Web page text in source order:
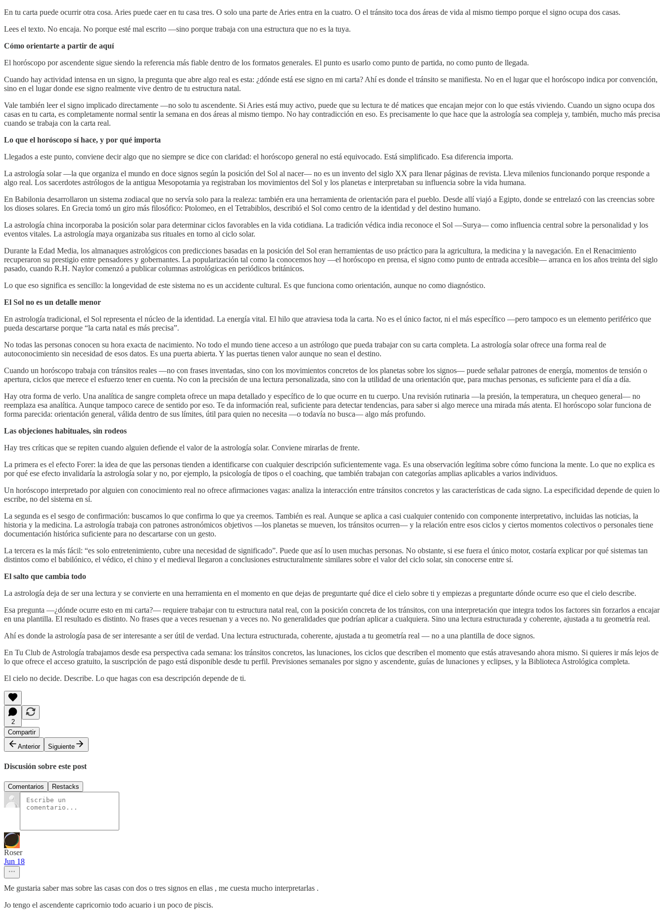
En tu carta puede ocurrir otra cosa. Aries puede caer en tu casa tres. O solo una parte de Aries entra en la cuatro. O el tránsito toca dos áreas de vida al mismo tiempo porque el signo ocupa dos casas.
Lees el texto. No encaja. No porque esté mal escrito —sino porque trabaja con una estructura que no es la tuya.
Cómo orientarte a partir de aquí
El horóscopo por ascendente sigue siendo la referencia más fiable dentro de los formatos generales. El punto es usarlo como punto de partida, no como punto de llegada.
Cuando hay actividad intensa en un signo, la pregunta que abre algo real es esta: ¿dónde está ese signo en mi carta? Ahí es donde el tránsito se manifiesta. No en el lugar que el horóscopo indica por convención,
sino en el lugar donde ese signo realmente vive dentro de tu estructura natal.
Vale también leer el signo implicado directamente —no solo tu ascendente. Si Aries está muy activo, puede que su lectura te dé matices que encajan mejor con lo que estás viviendo. Cuando un signo ocupa dos
casas en tu carta, es completamente normal sentir la semana en dos áreas al mismo tiempo. No hay contradicción en eso. Es precisamente lo que hace que la astrología sea compleja y, también, mucho más precisa
cuando se trabaja con la carta real.
Lo que el horóscopo sí hace, y por qué importa
Llegados a este punto, conviene decir algo que no siempre se dice con claridad: el horóscopo general no está equivocado. Está simplificado. Esa diferencia importa.
La astrología solar —la que organiza el mundo en doce signos según la posición del Sol al nacer— no es un invento del siglo XX para llenar páginas de revista. Lleva milenios funcionando porque responde a
algo real. Los sacerdotes astrólogos de la antigua Mesopotamia ya registraban los movimientos del Sol y los planetas e interpretaban su influencia sobre la vida humana.
En Babilonia desarrollaron un sistema zodiacal que no servía solo para la realeza: también era una herramienta de orientación para el pueblo. Desde allí viajó a Egipto, donde se entrelazó con las creencias sobre
los dioses solares. En Grecia tomó un giro más filosófico: Ptolomeo, en el Tetrabiblos, describió el Sol como centro de la identidad y del destino humano.
La astrología china incorporaba la posición solar para determinar ciclos favorables en la vida cotidiana. La tradición védica india reconoce el Sol —Surya— como influencia central sobre la personalidad y los
eventos vitales. La astrología maya organizaba sus rituales en torno al ciclo solar.
Durante la Edad Media, los almanaques astrológicos con predicciones basadas en la posición del Sol eran herramientas de uso práctico para la agricultura, la medicina y la navegación. En el Renacimiento
recuperaron su prestigio entre pensadores y gobernantes. La popularización tal como la conocemos hoy —el horóscopo en prensa, el signo como punto de entrada accesible— arranca en los años treinta del siglo
pasado, cuando R.H. Naylor comenzó a publicar columnas astrológicas en periódicos británicos.
Lo que eso significa es sencillo: la longevidad de este sistema no es un accidente cultural. Es que funciona como orientación, aunque no como diagnóstico.
El Sol no es un detalle menor
En astrología tradicional, el Sol representa el núcleo de la identidad. La energía vital. El hilo que atraviesa toda la carta. No es el único factor, ni el más específico —pero tampoco es un elemento periférico que
pueda descartarse porque “la carta natal es más precisa”.
No todas las personas conocen su hora exacta de nacimiento. No todo el mundo tiene acceso a un astrólogo que pueda trabajar con su carta completa. La astrología solar ofrece una forma real de
autoconocimiento sin necesidad de esos datos. Es una puerta abierta. Y las puertas tienen valor aunque no sean el destino.
Cuando un horóscopo trabaja con tránsitos reales —no con frases inventadas, sino con los movimientos concretos de los planetas sobre los signos— puede señalar patrones de energía, momentos de tensión o
apertura, ciclos que merece el esfuerzo tener en cuenta. No con la precisión de una lectura personalizada, sino con la utilidad de una orientación que, para muchas personas, es suficiente para el día a día.
Hay otra forma de verlo. Una analítica de sangre completa ofrece un mapa detallado y específico de lo que ocurre en tu cuerpo. Una revisión rutinaria —la presión, la temperatura, un chequeo general— no
reemplaza esa analítica. Aunque tampoco carece de sentido por eso. Te da información real, suficiente para detectar tendencias, para saber si algo merece una mirada más atenta. El horóscopo solar funciona de
forma parecida: orientación general, válida dentro de sus límites, útil para quien no necesita —o todavía no busca— algo más profundo.
Las objeciones habituales, sin rodeos
Hay tres críticas que se repiten cuando alguien defiende el valor de la astrología solar. Conviene mirarlas de frente.
La primera es el efecto Forer: la idea de que las personas tienden a identificarse con cualquier descripción suficientemente vaga. Es una observación legítima sobre cómo funciona la mente. Lo que no explica es
por qué ese efecto invalidaría la astrología solar y no, por ejemplo, la psicología de tipos o el coaching, que también trabajan con categorías amplias aplicables a varios individuos.
Un horóscopo interpretado por alguien con conocimiento real no ofrece afirmaciones vagas: analiza la interacción entre tránsitos concretos y las características de cada signo. La especificidad depende de quien lo
escribe, no del sistema en sí.
La segunda es el sesgo de confirmación: buscamos lo que confirma lo que ya creemos. También es real. Aunque se aplica a casi cualquier contenido con componente interpretativo, incluidas las noticias, la
historia y la medicina. La astrología trabaja con patrones astronómicos objetivos —los planetas se mueven, los tránsitos ocurren— y la relación entre esos ciclos y ciertos momentos colectivos o personales tiene
documentación histórica suficiente para no descartarse con un gesto.
La tercera es la más fácil: “es solo entretenimiento, cubre una necesidad de significado”. Puede que así lo usen muchas personas. No obstante, si ese fuera el único motor, costaría explicar por qué sistemas tan
distintos como el babilónico, el védico, el chino y el medieval llegaron a conclusiones estructuralmente similares sobre el valor del ciclo solar, sin conocerse entre sí.
El salto que cambia todo
La astrología deja de ser una lectura y se convierte en una herramienta en el momento en que dejas de preguntarte qué dice el cielo sobre ti y empiezas a preguntarte dónde ocurre eso que el cielo describe.
Esa pregunta —¿dónde ocurre esto en mi carta?— requiere trabajar con tu estructura natal real, con la posición concreta de los tránsitos, con una interpretación que integra todos los factores sin forzarlos a encajar
en una plantilla. El resultado es distinto. No frases que a veces resuenan y a veces no. No generalidades que podrían aplicar a cualquiera. Sino una lectura estructurada y coherente, ajustada a tu geometría real.
Ahí es donde la astrología pasa de ser interesante a ser útil de verdad. Una lectura estructurada, coherente, ajustada a tu geometría real — no a una plantilla de doce signos.
En Tu Club de Astrología trabajamos desde esa perspectiva cada semana: los tránsitos concretos, las lunaciones, los ciclos que describen el momento que estás atravesando ahora mismo. Si quieres ir más lejos de
lo que ofrece el acceso gratuito, la suscripción de pago está disponible desde tu perfil. Previsiones semanales por signo y ascendente, guías de lunaciones y eclipses, y la Biblioteca Astrológica completa.
El cielo no decide. Describe. Lo que hagas con esa descripción depende de ti.
2
Compartir
Anterior
Siguiente
Discusión sobre este post
Comentarios Restacks
Roser
Jun 18
Me gustaria saber mas sobre las casas con dos o tres signos en ellas , me cuesta mucho interpretarlas .
Jo tengo el ascendente capricornio todo acuario i un poco de piscis.